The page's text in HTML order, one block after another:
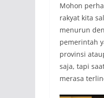
Mohon
rakyat kita
menurun
pemerintah
provinsi
saja, tapi
merasa